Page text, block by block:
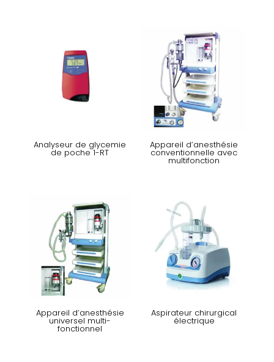
Analyseur de glycemie
de poche 1-RT
Appareil d’anesthésie
conventionnelle avec
multifonction
Appareil d’anesthésie
universel multi-
fonctionnel
Aspirateur chirurgical
électrique